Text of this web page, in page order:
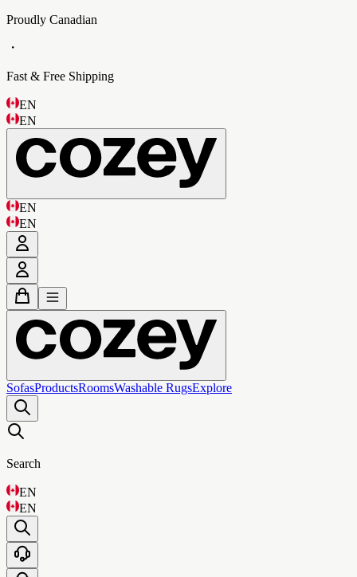
Proudly Canadian
・
Fast & Free Shipping
EN
EN
EN
EN
SofasProductsRoomsWashable RugsExplore
Search
EN
EN